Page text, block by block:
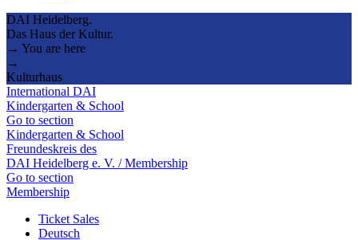
DAI Heidelberg.
Das Haus der Kultur.
→ You are here
→
Kulturhaus
International DAI
Kindergarten & School
Go to section
Kindergarten & School
Freundeskreis des
DAI Heidelberg e. V. / Membership
Go to section
Membership
Ticket Sales
Deutsch